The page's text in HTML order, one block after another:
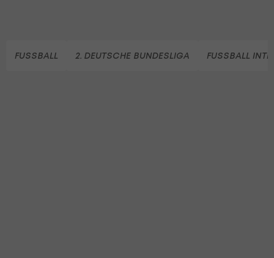
FUSSBALL 2. DEUTSCHE BUNDESLIGA FUSSBALL